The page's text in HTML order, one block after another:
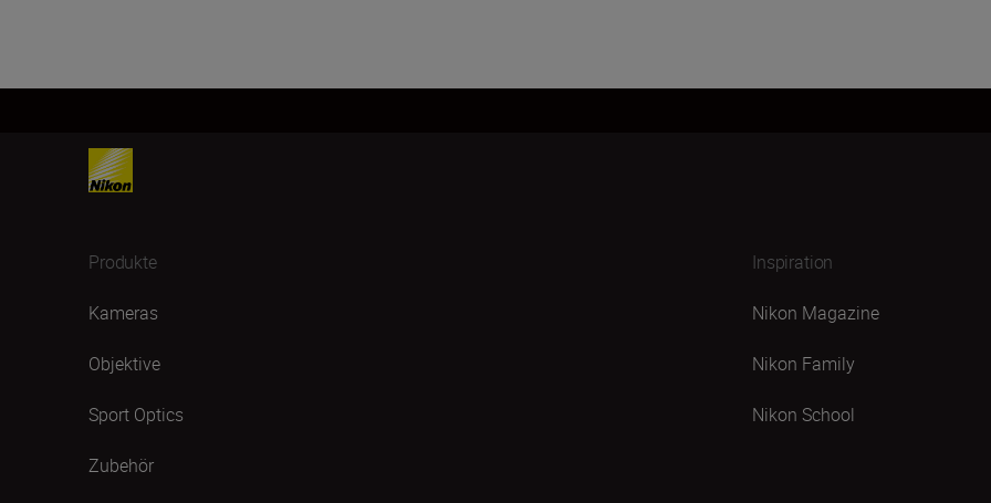
Produkte
Kameras
Objektive
Sport Optics
Zubehör
Inspiration
Nikon Magazine
Nikon Family
Nikon School